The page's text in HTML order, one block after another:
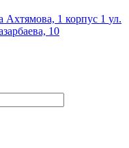
Ахтямова, 1 корпус 1 ул.
10